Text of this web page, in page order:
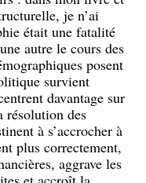
je n’ai
était une fatalité
autre le cours des
posent
survient
davantage sur
résolution des
à s’accrocher à
plus correctement,
aggrave les